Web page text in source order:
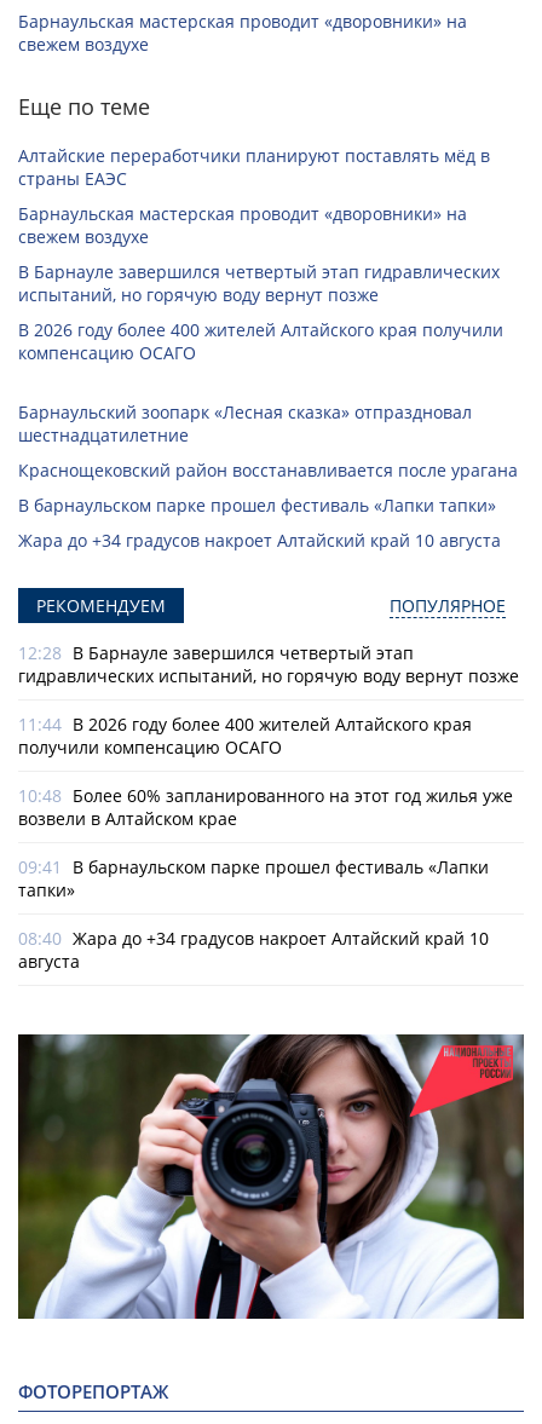
Барнаульская мастерская проводит «дворовники» на
свежем воздухе
Еще по теме
Алтайские переработчики планируют поставлять мёд в
страны ЕАЭС
Барнаульская мастерская проводит «дворовники» на
свежем воздухе
В Барнауле завершился четвертый этап гидравлических
испытаний, но горячую воду вернут позже
В 2026 году более 400 жителей Алтайского края получили
компенсацию ОСАГО
Барнаульский зоопарк «Лесная сказка» отпраздновал
шестнадцатилетние
Краснощековский район восстанавливается после урагана
В барнаульском парке прошел фестиваль «Лапки тапки»
Жара до +34 градусов накроет Алтайский край 10 августа
РЕКОМЕНДУЕМ ПОПУЛЯРНОЕ
12:28 В Барнауле завершился четвертый этап
гидравлических испытаний, но горячую воду вернут позже
11:44 В 2026 году более 400 жителей Алтайского края
получили компенсацию ОСАГО
10:48 Более 60% запланированного на этот год жилья уже
возвели в Алтайском крае
09:41
В барнаульском парке прошел фестиваль «Лапки
тапки»
08:40 Жара до +34 градусов накроет Алтайский край 10
августа
ФОТОРЕПОРТАЖ